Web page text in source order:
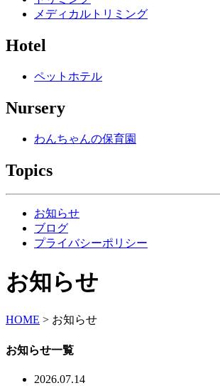
メディカルトリミング
Hotel
ペットホテル
Nursery
わんちゃんの保育園
Topics
お知らせ
ブログ
プライバシーポリシー
お知らせ
HOME > お知らせ
お知らせ一覧
2026.07.14